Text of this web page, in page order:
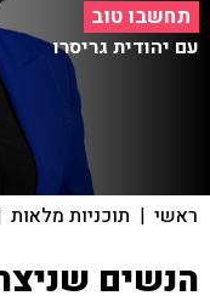
תחשבו טוב
עם יהודית גריסרו
ראשי | תוכניות מלאות
הנשים